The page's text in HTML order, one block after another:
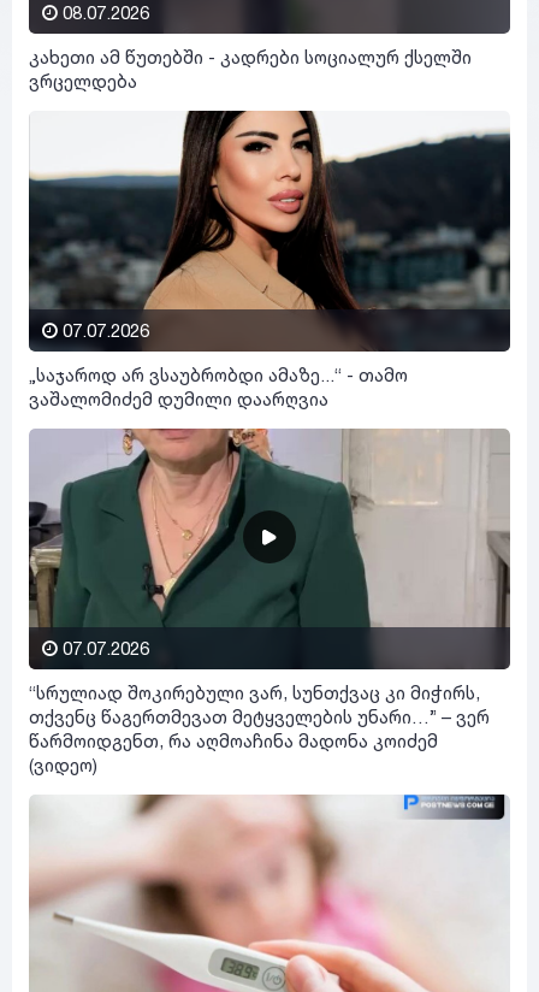
08.07.2026
კახეთი ამ წუთებში - კადრები სოციალურ ქსელში
ვრცელდება
07.07.2026
„საჯაროდ არ ვსაუბრობდი ამაზე...“ - თამო
ვაშალომიძემ დუმილი დაარღვია
07.07.2026
“სრულიად შოკირებული ვარ, სუნთქვაც კი მიჭირს,
თქვენც წაგერთმევათ მეტყველების უნარი…” – ვერ
წარმოიდგენთ, რა აღმოაჩინა მადონა კოიძემ
(ვიდეო)